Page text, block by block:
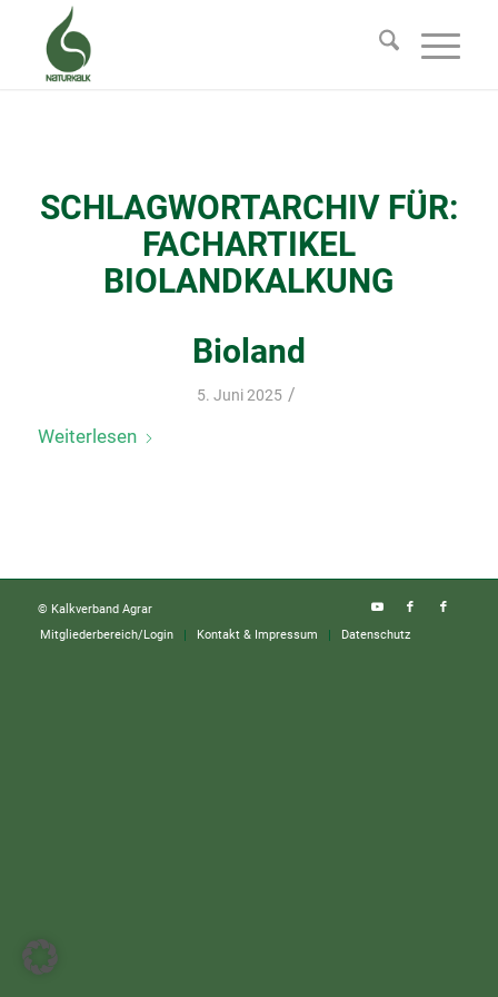
SCHLAGWORTARCHIV FÜR:
FACHARTIKEL
BIOLANDKALKUNG
Bioland
5. Juni 2025 /
Weiterlesen
© Kalkverband Agrar
Mitgliederbereich/Login
Kontakt & Impressum Datenschutz